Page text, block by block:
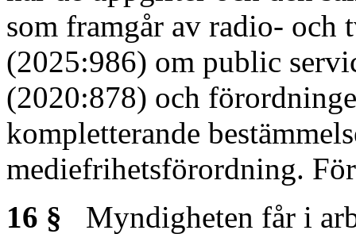
som framgår av radio- och
(2025:986) om public
(2020:878) och
kompletterande
mediefrihetsförordning.
16 § Myndigheten får i